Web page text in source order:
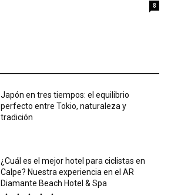
8
Japón en tres tiempos: el equilibrio
perfecto entre Tokio, naturaleza y
tradición
¿Cuál es el mejor hotel para ciclistas en
Calpe? Nuestra experiencia en el AR
Diamante Beach Hotel & Spa